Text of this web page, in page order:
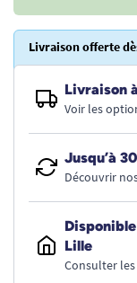
Livraison offerte
Livraison
Voir les
Jusqu’à
Découvrir
Lille
Consulter